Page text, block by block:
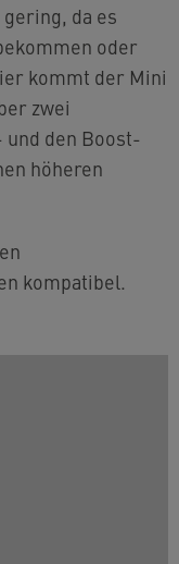
da es
oder
kommt der Mini
zwei
den Boost-
höheren
kompatibel.